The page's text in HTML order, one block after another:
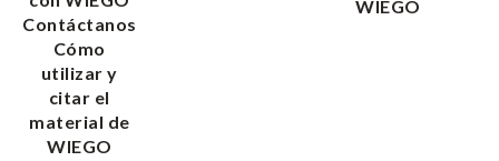
Contáctanos
Cómo
utilizar y
citar el
material de
WIEGO
WIEGO